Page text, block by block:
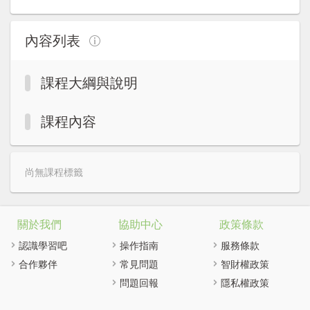
內容列表
課程大綱與說明
課程內容
尚無課程標籤
關於我們
認識學習吧
合作夥伴
協助中心
操作指南
常見問題
問題回報
政策條款
服務條款
智財權政策
隱私權政策